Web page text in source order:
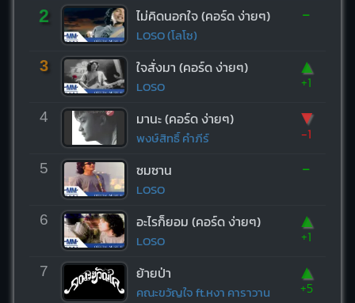
2 ไม่คิดนอกใจ (คอร์ด ง่ายๆ)
LOSO (โลโซ)
-
3 ใจสั่งมา (คอร์ด ง่ายๆ)
LOSO
▲
+1
4 มานะ (คอร์ด ง่ายๆ)
พงษ์สิทธิ์ คำภีร์
▼
-1
5 ซมซาน
LOSO
-
6 อะไรก็ยอม (คอร์ด ง่ายๆ)
LOSO
▲
+1
7 ย้ายป่า
คณะขวัญใจ ft.หงา คาราวาน
▲
+5